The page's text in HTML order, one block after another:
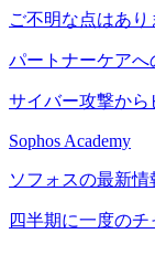
ご不明な点はあり
パートナーケア
サイバー攻撃から
Sophos Academy
ソフォスの最新情
四半期に一度の